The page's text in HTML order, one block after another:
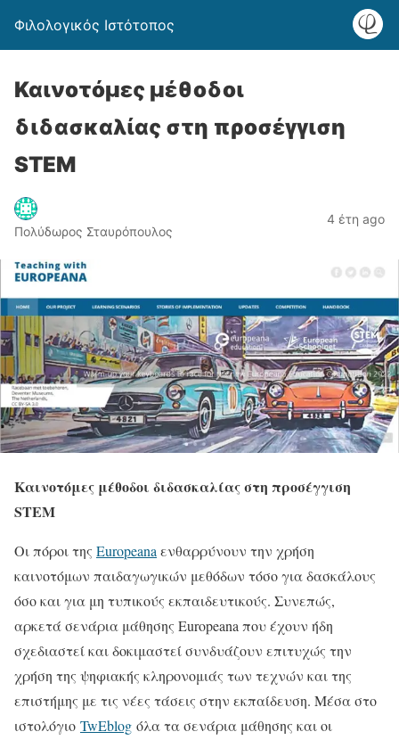
Φιλολογικός Ιστότοπος
Καινοτόμες μέθοδοι
διδασκαλίας στη προσέγγιση
STEM
Πολύδωρος Σταυρόπουλος
4 έτη ago
Καινοτόμες μέθοδοι διδασκαλίας στη προσέγγιση
STEM
Οι πόροι της Europeanaενθαρρύνουν την χρήση
καινοτόμων παιδαγωγικών μεθόδων τόσο για δασκάλους
όσο και για μη τυπικούς εκπαιδευτικούς. Συνεπώς,
αρκετά σενάρια μάθησης Europeana που έχουν ήδη
σχεδιαστεί και δοκιμαστεί συνδυάζουν επιτυχώς την
χρήση της ψηφιακής κληρονομιάς των τεχνών και της
επιστήμης με τις νέες τάσεις στην εκπαίδευση. Μέσα στο
ιστολόγιο TwEblog όλα τα σενάρια μάθησης και οι